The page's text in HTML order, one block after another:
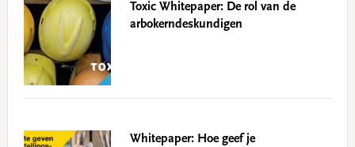
Toxic Whitepaper: De rol van de
arbokerndeskundigen
Whitepaper: Hoe geef je